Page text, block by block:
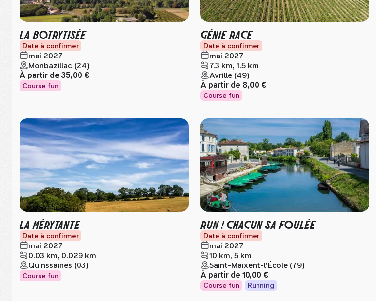
LA BOTRYTISÉE
Date à confirmer
mai 2027
Monbazillac (24)
À partir de 35,00 €
Course fun
GÉNIE RACE
Date à confirmer
mai 2027
7.3 km, 1.5 km
Avrille (49)
À partir de 8,00 €
Course fun
LA MÉRYTANTE
Date à confirmer
mai 2027
0.03 km, 0.029 km
Quinssaines (03)
Course fun
RUN ! CHACUN SA FOULÉE
Date à confirmer
mai 2027
10 km, 5 km
Saint-Maixent-l'École (79)
À partir de 10,00 €
Course fun Running